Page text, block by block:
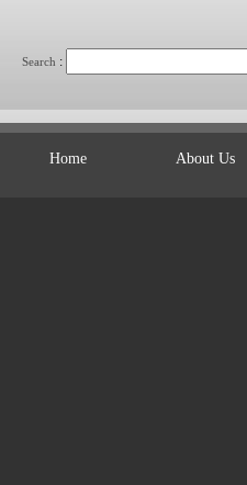
Search :
Home About Us